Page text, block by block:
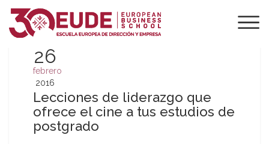
26
febrero
2016
Lecciones de liderazgo que
ofrece el cine a tus estudios de
postgrado